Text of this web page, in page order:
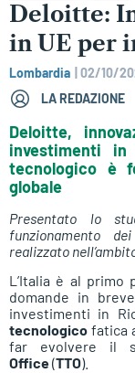
Deloitte:
in UE per
Lombardia
02/10/
LA REDAZIONE
Deloitte,
investimenti
tecnologico è
globale
Presentato lo
funzionamento
realizzato
L’Italia è al
domande in
investimenti in
tecnologico fatica
far evolvere il
Office(TTO).